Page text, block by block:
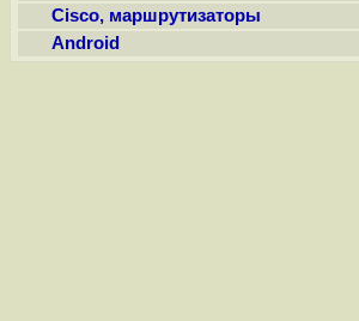
Cisco, маршрутизаторы
Android